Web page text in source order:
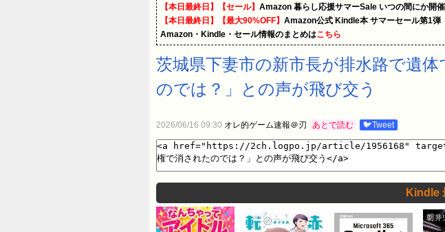
【本日最終日】【セール】 Amazon 暮らし応援サマーSale いつの間にか開催
【本日最終日】【最大90%OFF】 Amazon公式 Kindle本 サマーセール第1弾
Amazon・Kindle・セール情報のまとめはこちら
茨城県下妻市の新市長が排水路で遺
のでは？」との声が飛び交う
2026/06/16 09:30 オレ的ゲーム速報＠刃 あとで読む 🐦Tweet
Kindle